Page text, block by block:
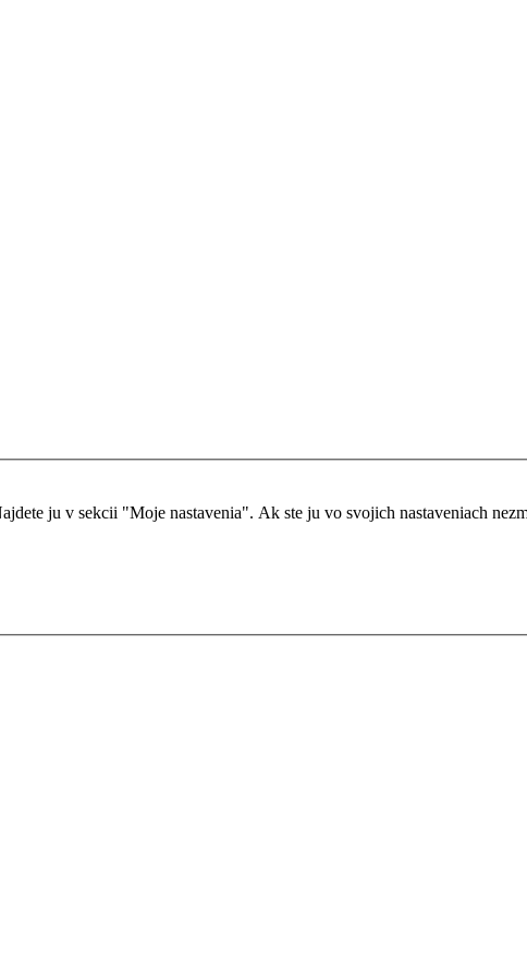
ju v sekcii "Moje nastavenia". Ak ste ju vo svojich nastaveniach